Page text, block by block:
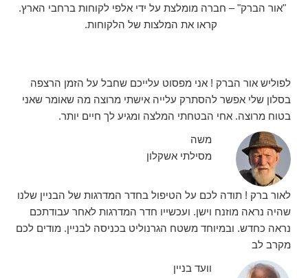
"אור הברק" – חברה מומלצת על ידי אלפי לקוחות ברחבי הארץ.
קראו את המלצות של הלקוחות.
לפוליש אור הברק ! אני מפסוט עלייכם שחבל על הזמן הרצפה
בסלון שלי אפשר להסתרק עלייה אישתי מרוצה מה שאומר שאני
בטוח מרוצה. אחי הבטחתי המלצה ומגיע לך חיים יותר.
משה
מסילתי אשקלון
לאור ברק ! תודה לכם על הטיפול בחדר המדרגות של הבניין שלנו
שהיה נראה מוזנח וישן. ועכשייו חדר המדרגות לאחר עבודתכם
נראה כחדש. ובמיוחד משטח הגרנוליט בכניסה לבניין. מודים לכם
מקרב לב
וועד בניין